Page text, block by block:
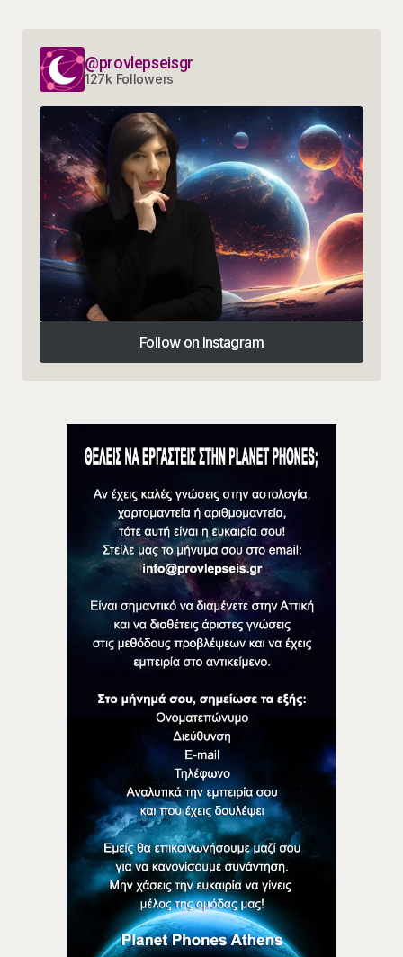
@provlepseisgr
127k Followers
Follow on Instagram
Follow on Instagram